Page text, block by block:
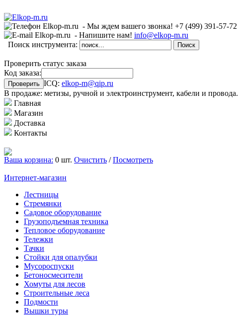
- Мы ждем вашего звонка! +7 (499) 391-57-72
- Напишите нам! info@elkop-m.ru
Поиск инструмента:
Проверить статус заказа
Код заказа:
ICQ: elkop-m@qip.ru
В продаже: метизы, ручной и электроинструмент, кабели и провода.
Главная
Магазин
Доставка
Контакты
Ваша корзина: 0 шт. Очистить /Посмотреть
Интернет-магазин
Лестницы
Стремянки
Садовое оборудование
Грузоподъемная техника
Тепловое оборудование
Тележки
Тачки
Стойки для опалубки
Мусороспуски
Бетоносмесители
Хомуты для лесов
Строительные леса
Подмости
Вышки туры